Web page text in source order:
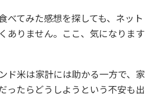
べてみた感想を探しても、ネット
ありません。ここ、気になります
ド米は家計には助かる一方で、家
ったらどうしようという不安も出